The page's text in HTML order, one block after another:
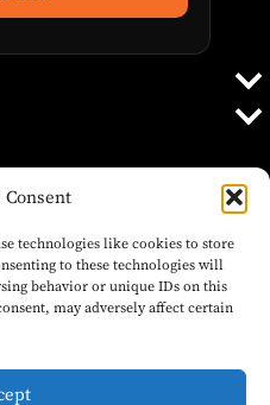
technologies like cookies to store
to these technologies will
behavior or unique IDs on this
may adversely affect certain